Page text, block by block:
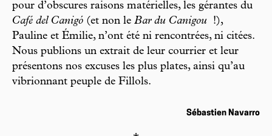
pour d’obscures raisons matérielles, les gérantes du
Café del Canigó (et non le Bar du Canigou
!),
Pauline et Émilie, n’ont été ni rencontrées, ni citées.
Nous publions un extrait de leur courrier et leur
présentons nos excuses les plus plates, ainsi qu’au
vibrionnant peuple de Fillols.
Sébastien Navarro